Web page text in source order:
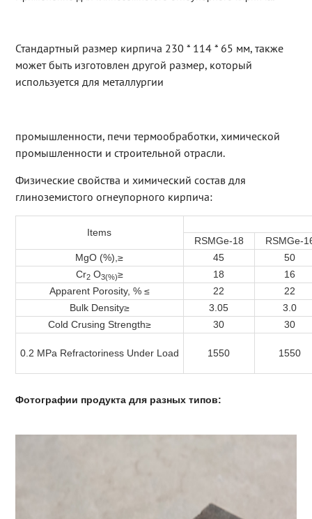
Стандартный размер кирпича 230 * 114 * 65 мм, также
может быть изготовлен другой размер, который
используется для металлургии
промышленности, печи термообработки, химической
промышленности и строительной отрасли.
Физические свойства и химический состав для
глиноземистого огнеупорного кирпича:
Items
RSMGe-18
RSMGe-
MgO (%),≥
45
50
Cr2O3(%)≥ 18
16
Apparent Porosity, % ≤
22
22
Bulk Density≥ 3.05
3.0
Cold Crusing Strength≥ 30 30
0.2 MPa Refractoriness Under Load 1550 1550
Фотографии продукта для разных типов: